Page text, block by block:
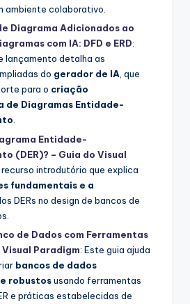
ambiente colaborativo.
Diagrama Adicionados ao
com IA: DFD e ERD:
lançamento detalha as
do gerador de IA, que
para o criação
de Diagramas Entidade-
.
Entidade-
(DER)? – Guia do Visual
recurso introdutório que explica
fundamentais e a
DERs no design de bancos de
de Dados com Ferramentas
Visual Paradigm: Este guia ajuda
bancos de dados
robustosusando ferramentas
e práticas estabelecidas de